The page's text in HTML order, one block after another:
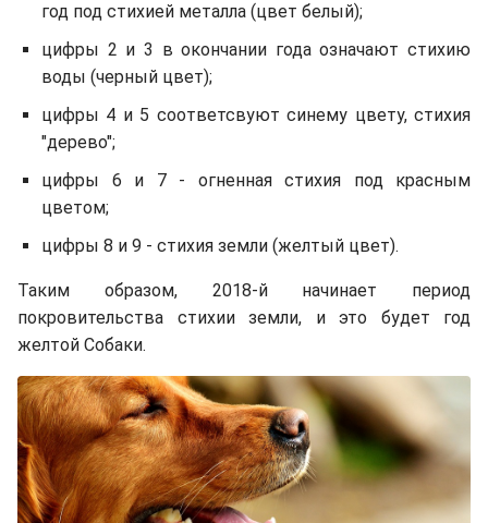
год под стихией металла (цвет белый);
цифры 2 и 3 в окончании года означают стихию
воды (черный цвет);
цифры 4 и 5 соответсвуют синему цвету, стихия
"дерево";
цифры 6 и 7 - огненная стихия под красным
цветом;
цифры 8 и 9 - стихия земли (желтый цвет).
Таким образом, 2018-й начинает период
покровительства стихии земли, и это будет год
желтой Собаки.